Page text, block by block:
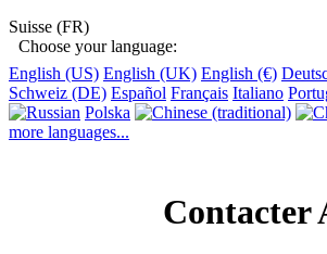
Suisse (FR)
Choose your language:
English (US) English (UK) English (€)
Schweiz (DE) Español Français Italiano
Polska
more languages...
Contacter